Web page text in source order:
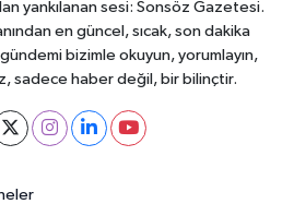
yankılanan sesi: Sonsöz Gazetesi.
en güncel, sıcak, son dakika
bizimle okuyun, yorumlayın,
sadece haber değil, bir bilinçtir.